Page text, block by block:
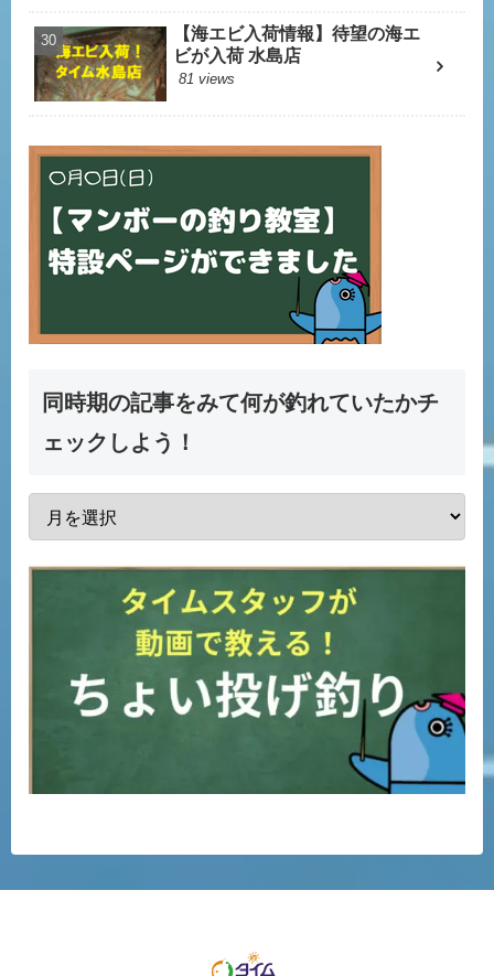
【海エビ入荷情報】待望の海エ
ビが入荷 水島店
81 views
同時期の記事をみて何が釣れていたかチ
ェックしよう！